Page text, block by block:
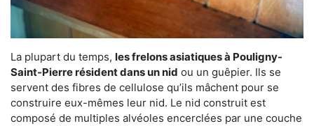
La plupart du temps, les frelons asiatiques à Pouligny-
Saint-Pierre résident dans un nid ou un guêpier. Ils se
servent des fibres de cellulose qu’ils mâchent pour se
construire eux-mêmes leur nid. Le nid construit est
composé de multiples alvéoles encerclées par une couche